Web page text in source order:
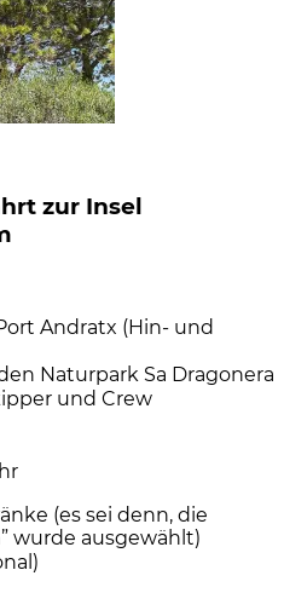
zur Insel
Andratx (Hin- und
Naturpark Sa Dragonera
und Crew
(es sei denn, die
wurde ausgewählt)